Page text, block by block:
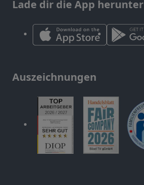
Lade dir die App herunter
Auszeichnungen